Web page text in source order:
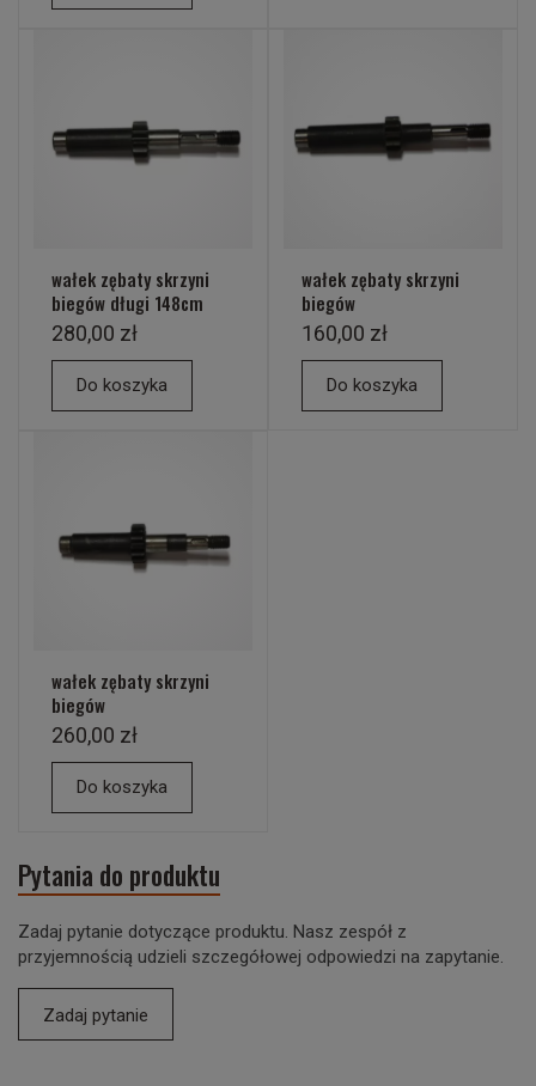
wałek zębaty skrzyni
biegów długi 148cm
280,00 zł
Do koszyka
wałek zębaty skrzyni
biegów
160,00 zł
Do koszyka
wałek zębaty skrzyni
biegów
260,00 zł
Do koszyka
Pytania do produktu
Zadaj pytanie dotyczące produktu. Nasz zespół z
przyjemnością udzieli szczegółowej odpowiedzi na zapytanie.
Zadaj pytanie